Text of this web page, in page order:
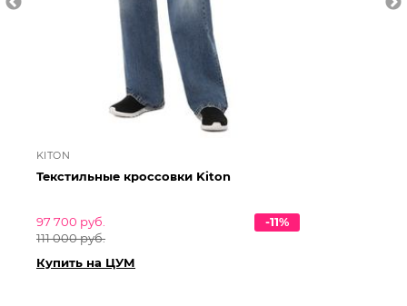
KITON
Текстильные кроссовки Kiton
97 700 руб.
111 000 руб.
-11%
Купить на ЦУМ